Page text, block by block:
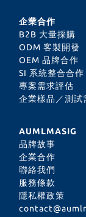
企業合作
B2B 大量採購
ODM 客製開發
OEM 品牌合作
SI 系統整合合作
專案需求評估
企業樣品／測試
AUMLMASIG
品牌故事
企業合作
聯絡我們
服務條款
隱私權政策